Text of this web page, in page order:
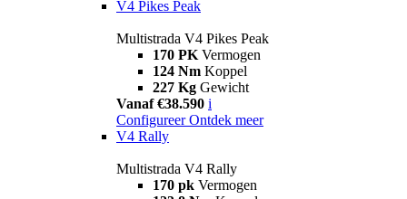
V4 Pikes Peak
Multistrada V4 Pikes Peak
170 PK Vermogen
124 Nm Koppel
227 Kg Gewicht
Vanaf €38.590 i
Configureer Ontdek meer
V4 Rally
Multistrada V4 Rally
170 pk Vermogen